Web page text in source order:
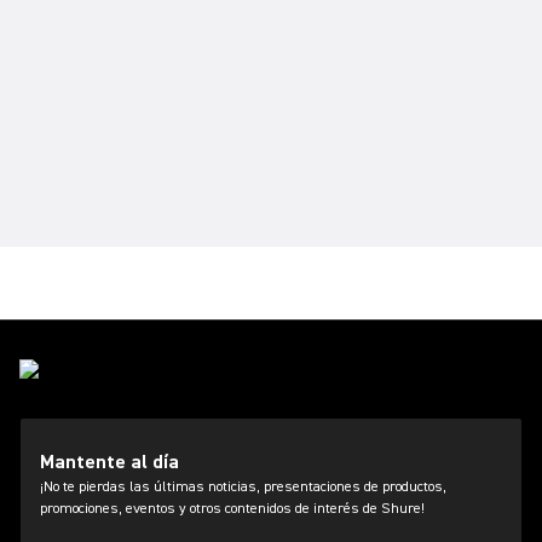
Mantente al día
¡No te pierdas las últimas noticias, presentaciones de productos,
promociones, eventos y otros contenidos de interés de Shure!